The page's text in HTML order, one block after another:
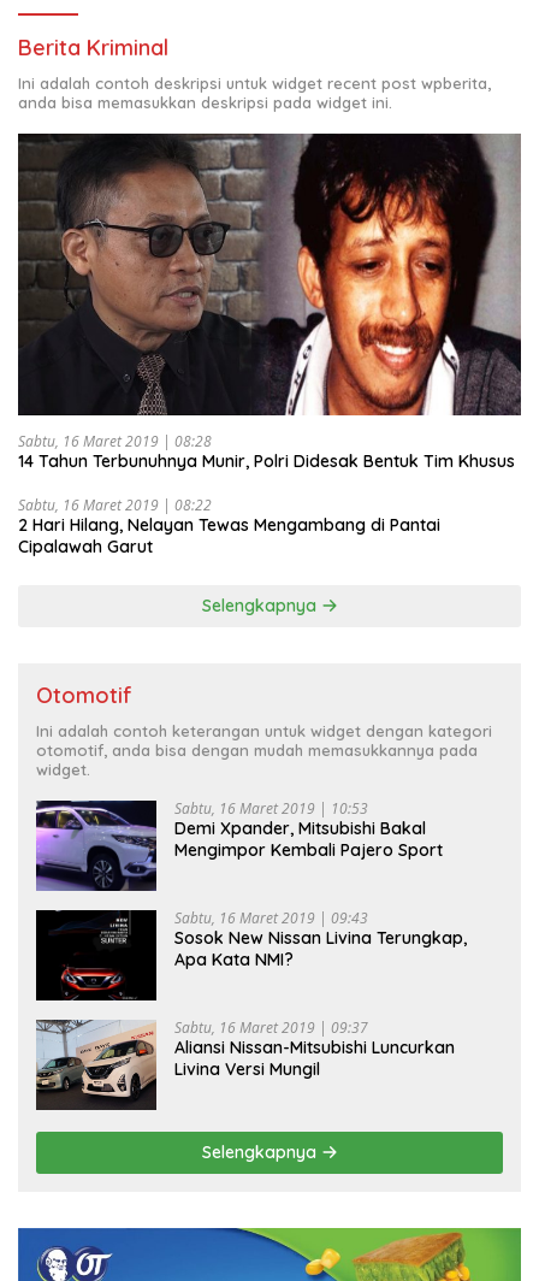
Berita Kriminal
Ini adalah contoh deskripsi untuk widget recent post wpberita,
anda bisa memasukkan deskripsi pada widget ini.
Sabtu, 16 Maret 2019 | 08:28
14 Tahun Terbunuhnya Munir, Polri Didesak Bentuk Tim Khusus
Sabtu, 16 Maret 2019 | 08:22
2 Hari Hilang, Nelayan Tewas Mengambang di Pantai
Cipalawah Garut
Selengkapnya
Otomotif
Ini adalah contoh keterangan untuk widget dengan kategori
otomotif, anda bisa dengan mudah memasukkannya pada
widget.
Sabtu, 16 Maret 2019 | 10:53
Demi Xpander, Mitsubishi Bakal
Mengimpor Kembali Pajero Sport
Sabtu, 16 Maret 2019 | 09:43
Sosok New Nissan Livina Terungkap,
Apa Kata NMI?
Sabtu, 16 Maret 2019 | 09:37
Aliansi Nissan-Mitsubishi Luncurkan
Livina Versi Mungil
Selengkapnya